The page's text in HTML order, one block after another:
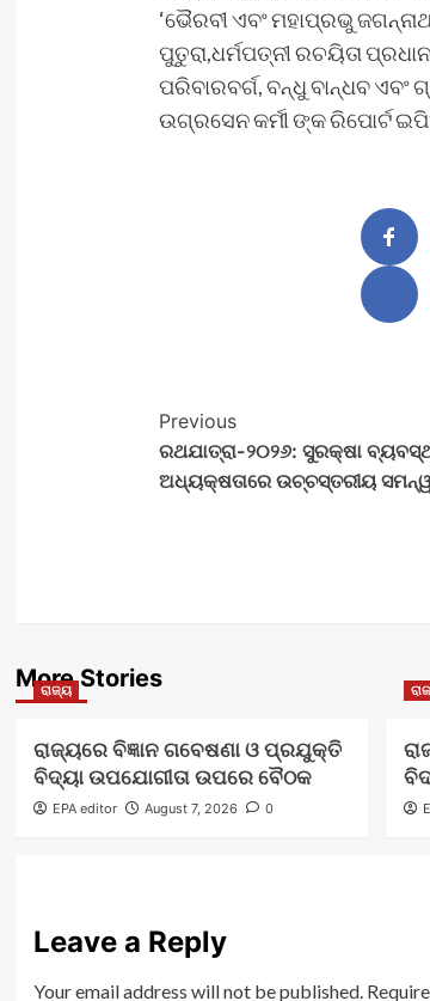
‘ଭୈରବୀ ଏବଂ ମହାପ୍ରଭୁ
ପୁତୁରା,ଧର୍ମପତ୍ନୀ ରଚୟିତା
ପରିବାରବର୍ଗ, ବନ୍ଧୁ ବାନ୍ଧବ ଏବଂ
ଉଗ୍ରସେନ କର୍ମୀ ଙ୍କ ରିପୋର୍ଟ
Post
Navigation
Previous
ରଥଯାତ୍ରା-୨୦୨୬: ସୁରକ୍ଷା
ଅଧ୍ୟକ୍ଷତାରେ ଉଚ୍ଚସ୍ତରୀୟ
More Stories
ରାଜ୍ୟ
ରାଜ୍ୟରେ ବିଜ୍ଞାନ ଗବେଷଣା ଓ ପ୍ରଯୁକ୍ତି
ବିଦ୍ୟା ଉପଯୋଗୀତା ଉପରେ ବୈଠକ
EPA editor August 7, 2026 0
Leave a Reply
Your email address will not be published.